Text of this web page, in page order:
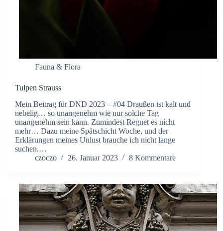
Fauna & Flora
Tulpen Strauss
Mein Beitrag für DND 2023 – #04 Draußen ist kalt und
nebelig… so unangenehm wie nur solche Tag
unangenehm sein kann. Zumindest Regnet es nicht
mehr… Dazu meine Spätschicht Woche, und der
Erklärungen meines Unlust brauche ich nicht lange
suchen.…
czoczo
26. Januar 2023 8 Kommentare